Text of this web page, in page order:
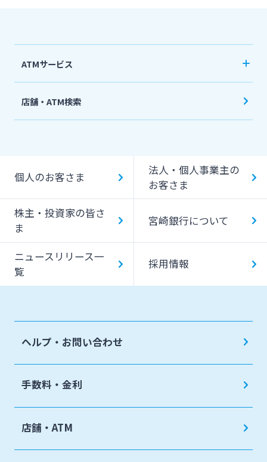
ATMサービス
機能一覧
キャッシング提携先
一日あたりのご利用限度額
ATM Operation Guide
店舗・ATM検索
個人のお客さま
法人・個人事業主の
お客さま
株主・投資家の皆さ
ま
宮崎銀行について
ニュースリリース一
覧
採用情報
ヘルプ・お問い合わせ
手数料・金利
店舗・ATM